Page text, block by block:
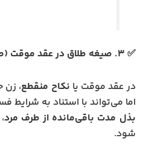
✅ ۳. صیغه طلاق در عقد موقت (صیغه)
در عقد موقت یا نکاح منقطع، زن
اما می‌تواند با استناد به شرایط
بذل مدت باقی‌مانده از طرف مرد
شود.